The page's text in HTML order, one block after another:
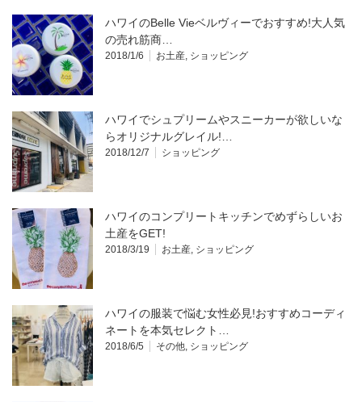
ハワイのBelle Vieベルヴィーでおすすめ!大人気
の売れ筋商…
2018/1/6 お土産 ショッピング
ハワイでシュプリームやスニーカーが欲しいな
らオリジナルグレイル!…
2018/12/7 ショッピング
ハワイのコンプリートキッチンでめずらしいお
土産をGET!
2018/3/19 お土産 ショッピング
ハワイの服装で悩む女性必見!おすすめコーディ
ネートを本気セレクト…
2018/6/5 その他 ショッピング